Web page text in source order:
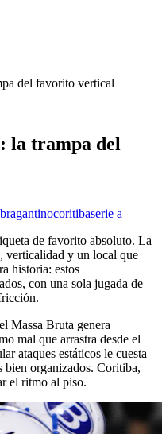
del favorito vertical
la trampa del
coritibaserie a
de favorito absoluto. La
verticalidad y un local que
historia: estos
con una sola jugada de
Massa Bruta genera
mal que arrastra desde el
ataques estáticos le cuesta
bien organizados. Coritiba,
el ritmo al piso.